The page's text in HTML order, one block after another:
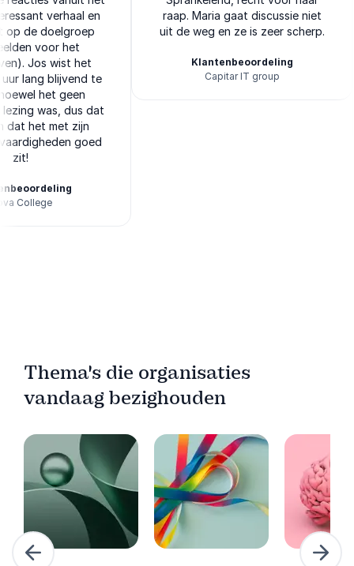
verhaal en
op de doelgroep
voor het
Jos wist het
lang blijvend te
het geen
was, dus dat
dat het met zijn
goed
zit!
College
raap. Maria gaat discussie niet
uit de weg en ze is zeer scherp.
Klantenbeoordeling
Capitar IT group
Thema's die organisaties
vandaag bezighouden